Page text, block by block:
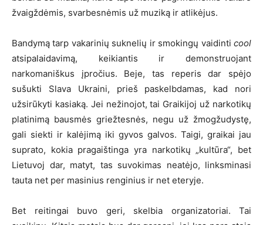
žvaigždėmis, svarbesnėmis už muziką ir atlikėjus.
Bandymą tarp vakarinių suknelių ir smokingų vaidinti cool
atsipalaidavimą, keikiantis ir demonstruojant
narkomaniškus įpročius. Beje, tas reperis dar spėjo
sušukti Slava Ukraini, prieš paskelbdamas, kad nori
užsirūkyti kasiaką. Jei nežinojot, tai Graikijoj už narkotikų
platinimą bausmės griežtesnės, negu už žmogžudystę,
gali siekti ir kalėjimą iki gyvos galvos. Taigi, graikai jau
suprato, kokia pragaištinga yra narkotikų „kultūra“, bet
Lietuvoj dar, matyt, tas suvokimas neatėjo, linksminasi
tauta net per masinius renginius ir net eteryje.
Bet reitingai buvo geri, skelbia organizatoriai. Tai